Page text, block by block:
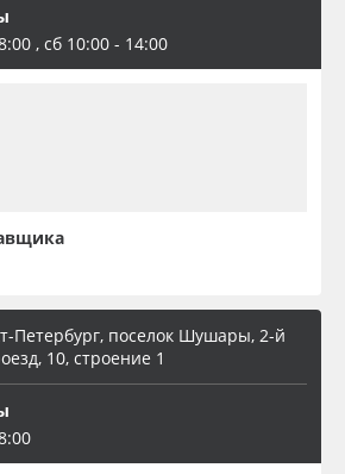
, сб 10:00 - 14:00
Петербург, поселок Шушары, 2-й
10, строение 1